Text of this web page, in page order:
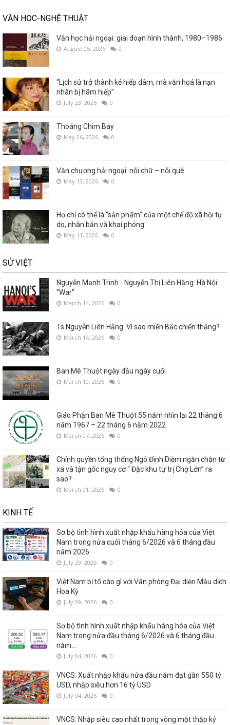
VĂN HỌC-NGHỆ THUẬT
Văn học hải ngoại: giai đoạn hình thành, 1980–1986
August 05, 2026 0
“Lịch sử trở thành kẻ hiếp dâm, mà văn hoá là nạn
nhân bị hãm hiếp”
July 23, 2026 0
Thoáng Chim Bay
May 26, 2026 0
Văn chương hải ngoại: nỗi chữ – nỗi quê
May 13, 2026 0
Họ chỉ có thể là “sản phẩm” của một chế độ xã hội tự
do, nhân bản và khai phóng
May 11, 2026 0
SỬ VIỆT
Nguyễn Mạnh Trinh - Nguyễn Thị Liên Hằng: Hà Nội
"War"
March 14, 2026 0
Ts Nguyễn Liên Hằng: Vì sao miền Bắc chiến thắng?
March 14, 2026 0
Ban Mê Thuột ngày đầu ngày cuối
March 10, 2026 0
Giáo Phận Ban Mê Thuột 55 năm nhìn lại 22 tháng 6
năm 1967 – 22 tháng 6 năm 2022
March 07, 2026 0
Chính quyền tổng thống Ngô Đình Diệm ngăn chận từ
xa và tận gốc nguy cơ “ Đặc khu tự trị Chợ Lớn” ra
sao?
March 01, 2026 0
KINH TẾ
Sơ bộ tình hình xuất nhập khẩu hàng hóa của Việt
Nam trong nửa cuối tháng 6/2026 và 6 tháng đầu
năm 2026
July 29, 2026 0
Việt Nam bị tố cáo gì với Văn phòng Đại diện Mậu dịch
Hoa Kỳ
July 09, 2026 0
Sơ bộ tình hình xuất nhập khẩu hàng hóa của Việt
Nam trong nửa đầu tháng 6/2026 và 6 tháng đầu
năm...
July 04, 2026 0
VNCS: Xuất nhập khẩu nửa đầu năm đạt gần 550 tỷ
USD, nhập siêu hơn 16 tỷ USD
July 04, 2026 0
VNCS: Nhập siêu cao nhất trong vòng một thập kỷ